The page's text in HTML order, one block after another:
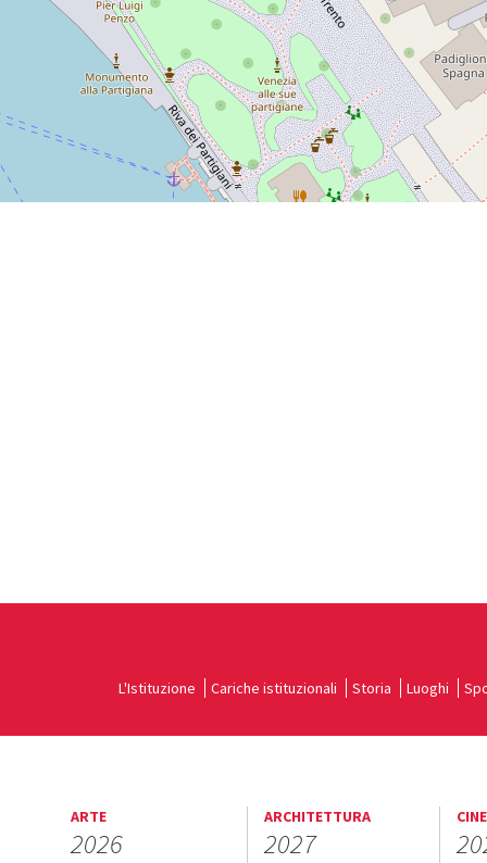
L'Istituzione Cariche istituzionali Storia Luoghi
ARTE
2026
ARCHITETTURA
2027